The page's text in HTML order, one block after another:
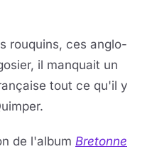
rouquins, ces anglo-
il manquait un
tout ce qu'il y
de l'album Bretonne